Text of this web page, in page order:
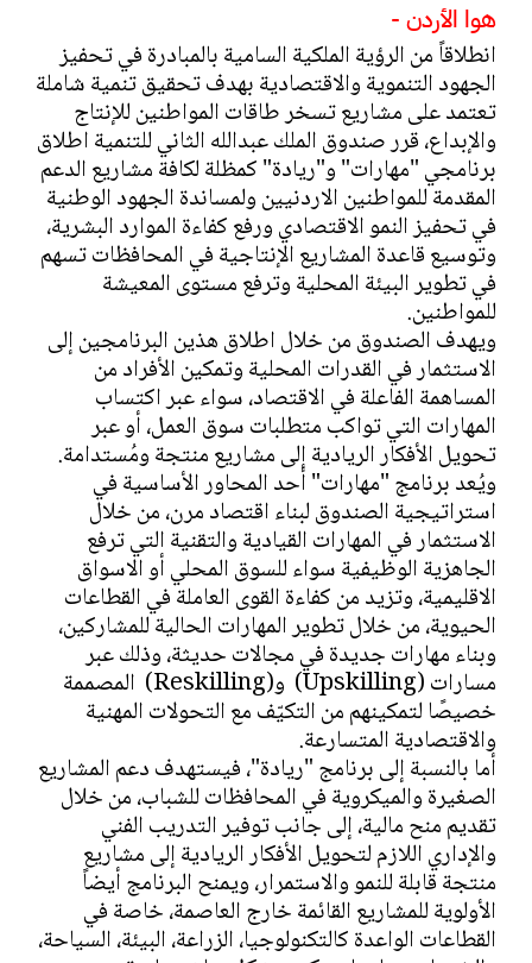
هوا الأردن -
انطلاقاً من الرؤية الملكية السامية بالمبادرة في تحفيز
الجهود التنموية والاقتصادية بهدف تحقيق تنمية شاملة
تعتمد على مشاريع تسخر طاقات المواطنين للإنتاج
والإبداع، قرر صندوق الملك عبدالله الثاني للتنمية اطلاق
برنامجي "مهارات" و"ريادة" كمظلة لكافة مشاريع الدعم
المقدمة للمواطنين الاردنيين ولمساندة الجهود الوطنية
في تحفيز النمو الاقتصادي ورفع كفاءة الموارد البشرية،
وتوسيع قاعدة المشاريع الإنتاجية في المحافظات تسهم
في تطوير البيئة المحلية وترفع مستوى المعيشة
للمواطنين.
ويهدف الصندوق من خلال اطلاق هذين البرنامجين إلى
الاستثمار في القدرات المحلية وتمكين الأفراد من
المساهمة الفاعلة في الاقتصاد، سواء عبر اكتساب
المهارات التي تواكب متطلبات سوق العمل، أو عبر
تحويل الأفكار الريادية إلى مشاريع منتجة ومُستدامة.
ويُعد برنامج "مهارات" أحد المحاور الأساسية في
استراتيجية الصندوق لبناء اقتصاد مرن، من خلال
الاستثمار في المهارات القيادية والتقنية التي ترفع
الجاهزية الوظيفية سواء للسوق المحلي أو الاسواق
الاقليمية، وتزيد من كفاءة القوى العاملة في القطاعات
الحيوية، من خلال تطوير المهارات الحالية للمشاركين،
وبناء مهارات جديدة في مجالات حديثة، وذلك عبر
مسارات (Upskilling) و(Reskilling) المصممة
خصيصًا لتمكينهم من التكيّف مع التحولات المهنية
والاقتصادية المتسارعة.
أما بالنسبة إلى برنامج "ريادة"، فيستهدف دعم المشاريع
الصغيرة والميكروية في المحافظات للشباب، من خلال
تقديم منح مالية، إلى جانب توفير التدريب الفني
والإداري اللازم لتحويل الأفكار الريادية إلى مشاريع
منتجة قابلة للنمو والاستمرار، ويمنح البرنامج أيضاً
الأولوية للمشاريع القائمة خارج العاصمة، خاصة في
القطاعات الواعدة كالتكنولوجيا، الزراعة، البيئة، السياحة،